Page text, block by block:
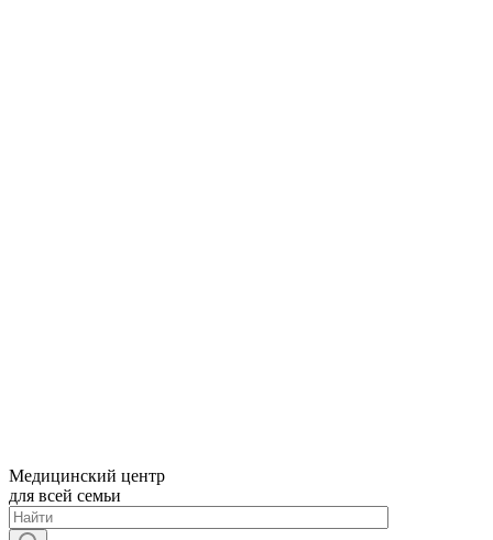
Медицинский центр
для всей семьи